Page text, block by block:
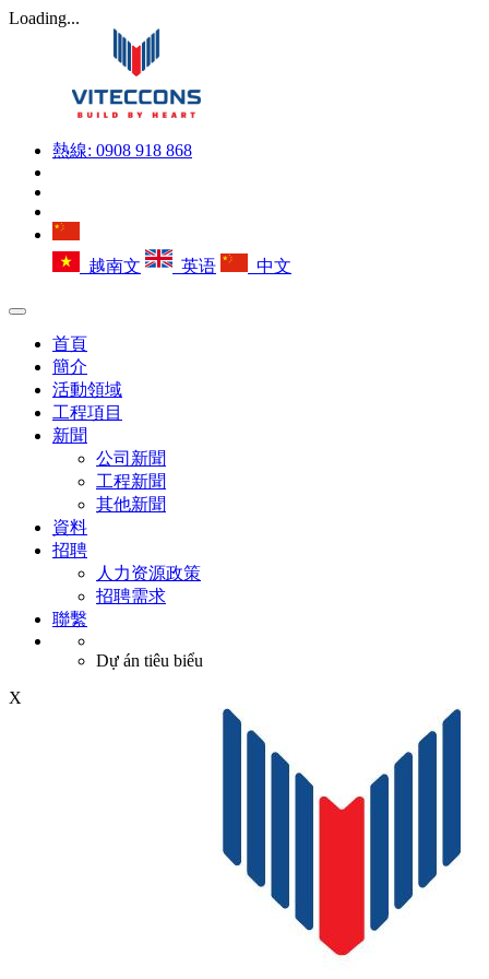
Loading...
熱線: 0908 918 868
越南文 英语 中文
首頁
簡介
活動領域
工程項目
新聞
公司新聞
工程新聞
其他新聞
資料
招聘
人力资源政策
招聘需求
聯繫
Dự án tiêu biểu
X